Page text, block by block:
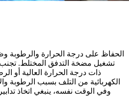
الحفاظ على درجة الحرارة والرطوبة
تشغيل مضخة التدفق المختلط.
ذات درجة الحرارة العالية أو
الكهربائية من التلف بسبب الرطوبة
وفي الوقت نفسه، ينبغي اتخاذ